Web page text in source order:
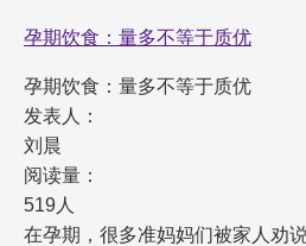
孕期饮食：量多不等于质优
孕期饮食：量多不等于质优
发表人：
刘晨
阅读量：
519人
在孕期，很多准妈妈们被家人劝